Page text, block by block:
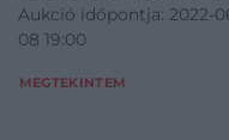
Aukció időpontja: 2022-
08 19:00
MEGTEKINTEM